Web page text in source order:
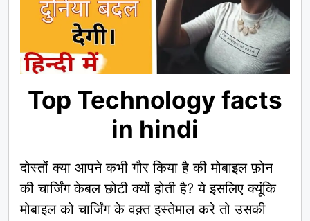
Top Technology facts
in hindi
दोस्तों क्या आपने कभी गौर किया है की मोबाइल फ़ोन
की चार्जिंग केबल छोटी क्यों होती है? ये इसलिए क्यूंकि
मोबाइल को चार्जिंग के वक़्त इस्तेमाल करे तो उसकी